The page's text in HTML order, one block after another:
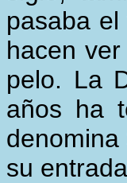
pasaba
hacen
pelo. La
años ha
su